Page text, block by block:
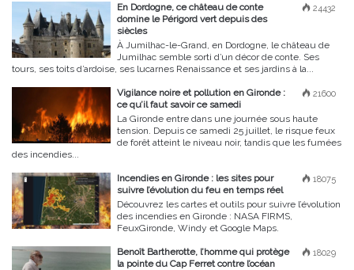
24432
En Dordogne, ce château de conte
domine le Périgord vert depuis des
siècles
À Jumilhac-le-Grand, en Dordogne, le château de
Jumilhac semble sorti d’un décor de conte. Ses
tours, ses toits d’ardoise, ses lucarnes Renaissance et ses jardins à la...
21600
Vigilance noire et pollution en Gironde :
ce qu’il faut savoir ce samedi
La Gironde entre dans une journée sous haute
tension. Depuis ce samedi 25 juillet, le risque feux
de forêt atteint le niveau noir, tandis que les fumées
des incendies...
18075
Incendies en Gironde : les sites pour
suivre l’évolution du feu en temps réel
Découvrez les cartes et outils pour suivre l’évolution
des incendies en Gironde : NASA FIRMS,
FeuxGironde, Windy et Google Maps.
18029
Benoît Bartherotte, l’homme qui protège
la pointe du Cap Ferret contre l’océan